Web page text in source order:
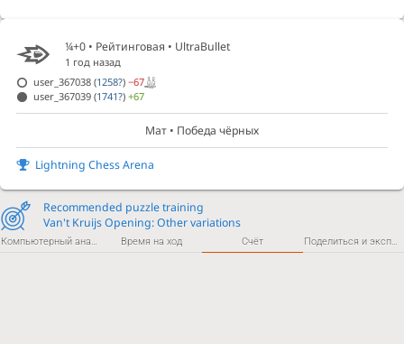
Компьютерный анализ Время на ход Счёт Поделиться и экспортировать
Recommended puzzle training
Van't Kruijs Opening: Other variations
¼+0 • Рейтинговая • UltraBullet
1 год назад
user_367038(1258?) −67
user_367039(1741?) +67
Мат • Победа чёрных
Lightning Chess Arena